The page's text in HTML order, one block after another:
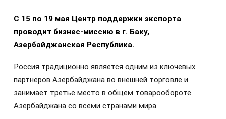
С 15 по 19 мая Центр поддержки экспорта
проводит бизнес-миссию в г. Баку,
Азербайджанская Республика.
Россия традиционно является одним из ключевых
партнеров Азербайджана во внешней торговле и
занимает третье место в общем товарообороте
Азербайджана со всеми странами мира.